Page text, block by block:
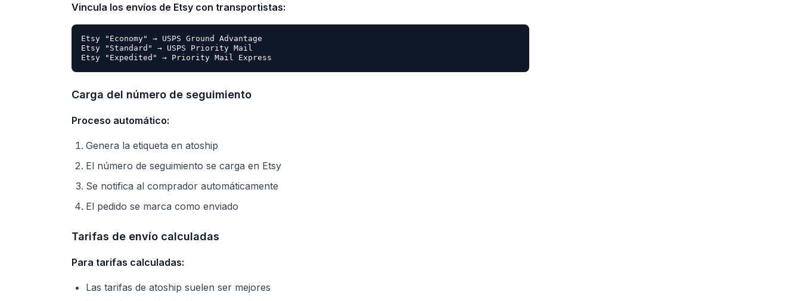
Vincula los envíos de Etsy con transportistas:
Etsy "Economy" → USPS Ground Advantage
Etsy "Standard" → USPS Priority Mail
Carga del número de seguimiento
Proceso automático:
Genera la etiqueta en atoship
El número de seguimiento se carga en Etsy
Se notifica al comprador automáticamente
El pedido se marca como enviado
Tarifas de envío calculadas
Para tarifas calculadas:
Las tarifas de atoship suelen ser mejores